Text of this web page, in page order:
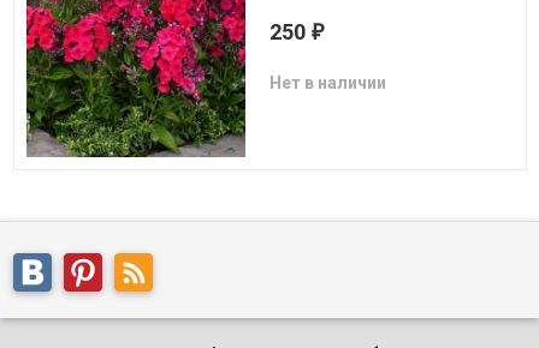
250 ₽
Нет в наличии